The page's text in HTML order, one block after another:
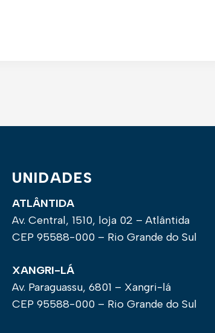
UNIDADES
ATLÂNTIDA
Av. Central, 1510, loja 02 – Atlântida
CEP 95588-000 – Rio Grande do Sul
XANGRI-LÁ
Av. Paraguassu, 6801 – Xangri-lá
CEP 95588-000 – Rio Grande do Sul